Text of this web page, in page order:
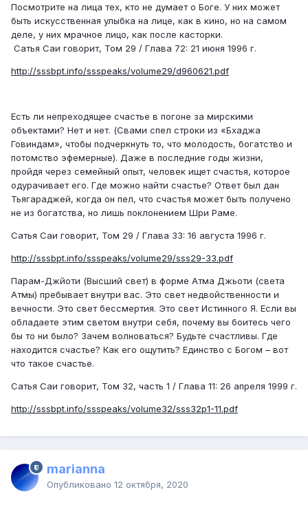
Посмотрите на лица тех, кто не думает о Боге. У них может
быть искусственная улыбка на лице, как в кино, но на самом
деле, у них мрачное лицо, как после касторки.
Сатья Саи говорит, Том 29 / Глава 72: 21 июня 1996 г.
http://sssbpt.info/ssspeaks/volume29/d960621.pdf
Есть ли непреходящее счастье в погоне за мирскими
объектами? Нет и нет. (Свами спел строки из «Бхаджа
Говиндам», чтобы подчеркнуть то, что молодость, богатство и
потомство эфемерные). Даже в последние годы жизни,
пройдя через семейный опыт, человек ищет счастья, которое
одурачивает его. Где можно найти счастье? Ответ был дан
Тьягараджей, когда он пел, что счастья может быть получено
не из богатства, но лишь поклонением Шри Раме.
Сатья Саи говорит, Том 29 / Глава 33: 16 августа 1996 г.
http://sssbpt.info/ssspeaks/volume29/sss29-33.pdf
Парам-Джйоти (Высший свет) в форме Атма Джьоти (света
Атмы) пребывает внутри вас. Это свет недвойственности и
вечности. Это свет бессмертия. Это свет Истинного Я. Если вы
обладаете этим светом внутри себя, почему вы боитесь чего
бы то ни было? Зачем волноваться? Будьте счастливы. Где
находится счастье? Как его ощутить? Единство с Богом – вот
что такое счастье.
Сатья Саи говорит, Том 32, часть 1 / Глава 11: 26 апреля 1999 г.
http://sssbpt.info/ssspeaks/volume32/sss32p1-11.pdf
marianna
Опубликовано 12 октября, 2020